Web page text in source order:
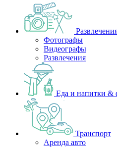
Фотографы
Видеографы
Развлечения
Еда и напитки &
Транспорт
Аренда авто